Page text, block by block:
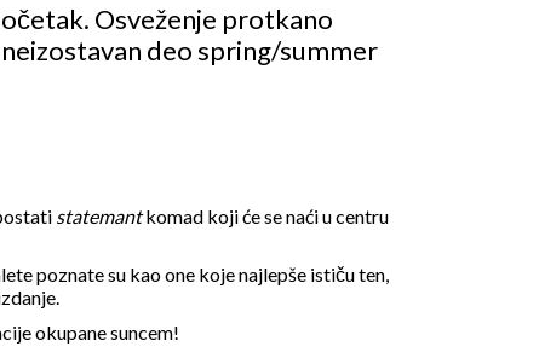
Osveženje protkano
deo spring/summer
statemantkomad koji će se naći u centru
poznate su kao one koje najlepše ističu ten,
okupane suncem!